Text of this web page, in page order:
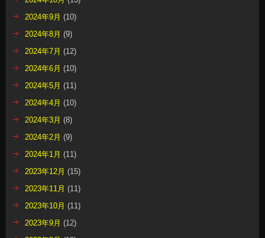
2024年9月 (10)
2024年8月 (9)
2024年7月 (12)
2024年6月 (10)
2024年5月 (11)
2024年4月 (10)
2024年3月 (8)
2024年2月 (9)
2024年1月 (11)
2023年12月 (15)
2023年11月 (11)
2023年10月 (11)
2023年9月 (12)